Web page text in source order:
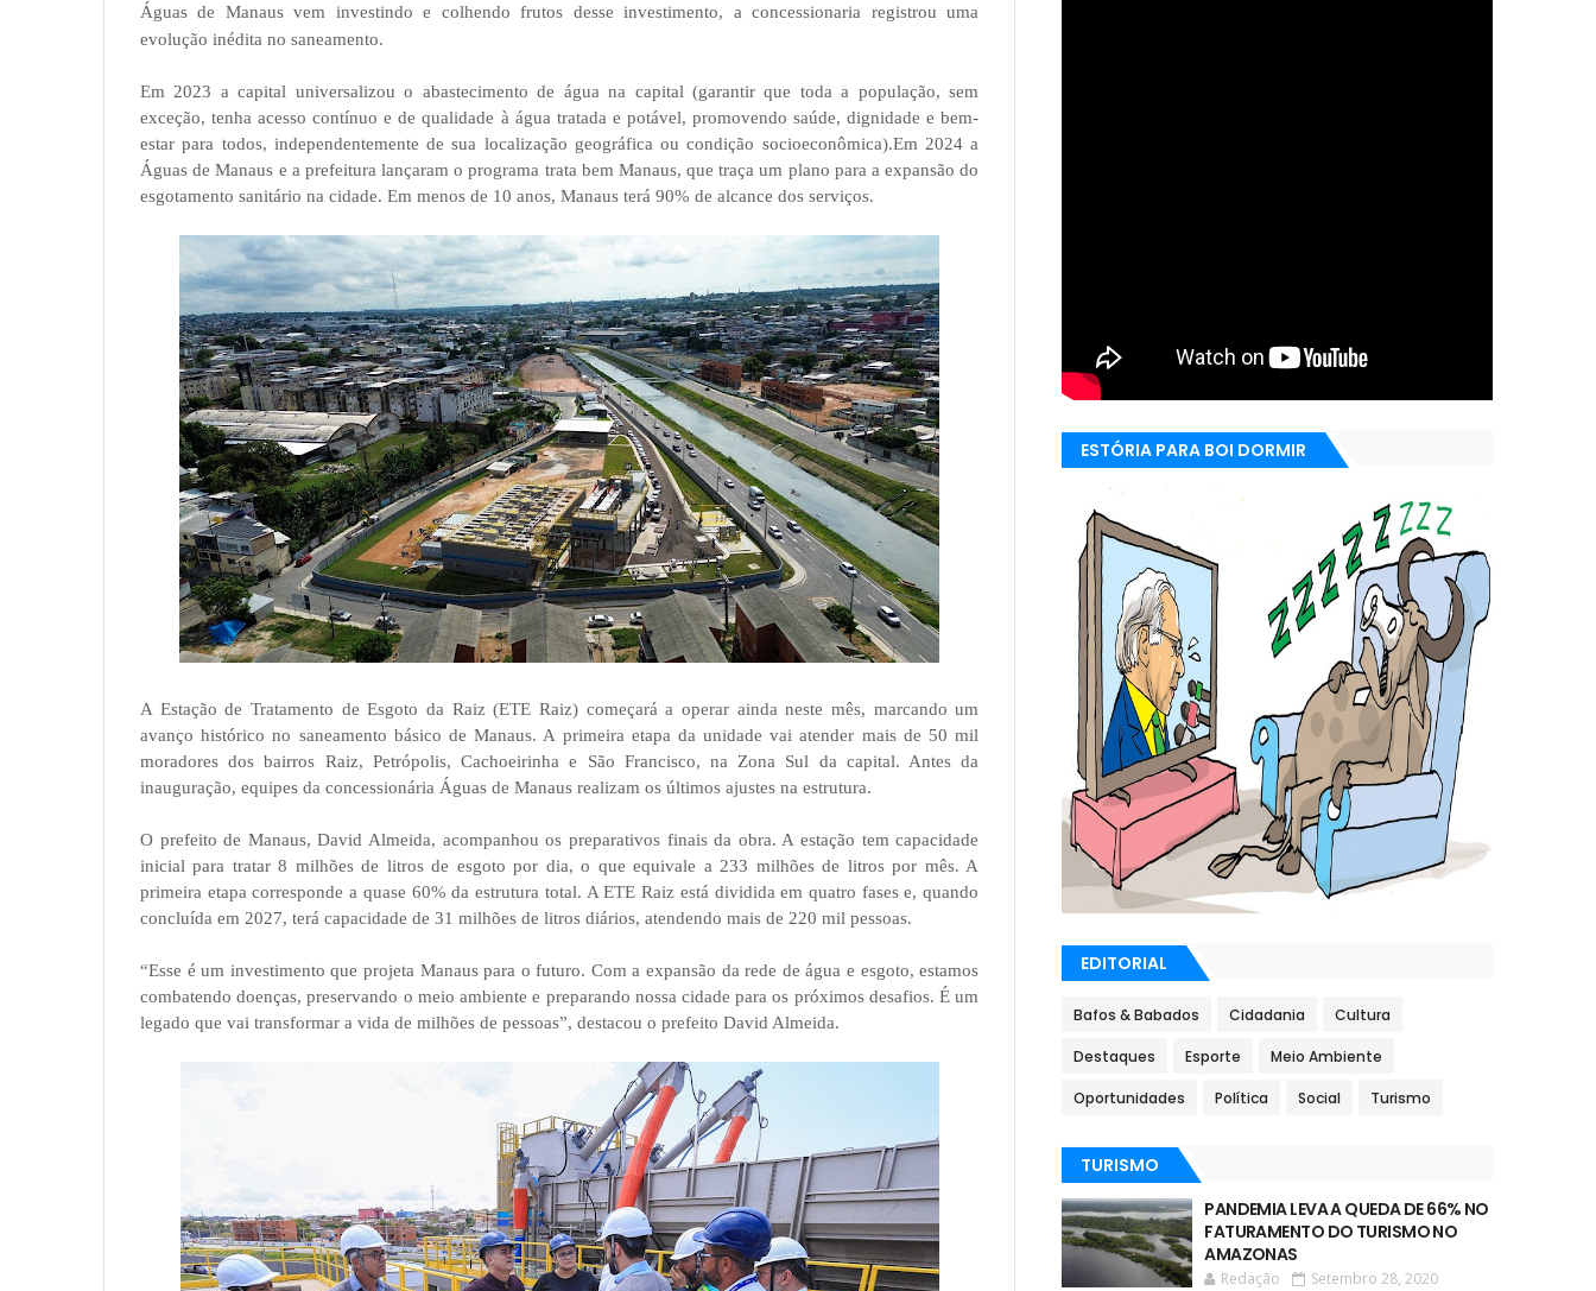
Águas de Manaus vem investindo e colhendo frutos desse investimento, a concessionaria registrou uma
evolução inédita no saneamento.
Em 2023 a capital universalizou o abastecimento de água na capital (garantir que toda a população, sem
exceção, tenha acesso contínuo e de qualidade à água tratada e potável, promovendo saúde, dignidade e bem-
estar para todos, independentemente de sua localização geográfica ou condição socioeconômica).Em 2024 a
Águas de Manaus e a prefeitura lançaram o programa trata bem Manaus, que traça um plano para a expansão do
esgotamento sanitário na cidade. Em menos de 10 anos, Manaus terá 90% de alcance dos serviços.
A Estação de Tratamento de Esgoto da Raiz (ETE Raiz) começará a operar ainda neste mês, marcando um
avanço histórico no saneamento básico de Manaus. A primeira etapa da unidade vai atender mais de 50 mil
moradores dos bairros Raiz, Petrópolis, Cachoeirinha e São Francisco, na Zona Sul da capital. Antes da
inauguração, equipes da concessionária Águas de Manaus realizam os últimos ajustes na estrutura.
O prefeito de Manaus, David Almeida, acompanhou os preparativos finais da obra. A estação tem capacidade
inicial para tratar 8 milhões de litros de esgoto por dia, o que equivale a 233 milhões de litros por mês. A
primeira etapa corresponde a quase 60% da estrutura total. A ETE Raiz está dividida em quatro fases e, quando
concluída em 2027, terá capacidade de 31 milhões de litros diários, atendendo mais de 220 mil pessoas.
“Esse é um investimento que projeta Manaus para o futuro. Com a expansão da rede de água e esgoto, estamos
combatendo doenças, preservando o meio ambiente e preparando nossa cidade para os próximos desafios. É um
legado que vai transformar a vida de milhões de pessoas”, destacou o prefeito David Almeida.
ESTÓRIA PARA BOI DORMIR
EDITORIAL
Bafos & Babados Cidadania Cultura
Destaques Esporte Meio Ambiente
Oportunidades Política Social Turismo
TURISMO
PANDEMIA LEVA A QUEDA DE 66% NO
FATURAMENTO DO TURISMO NO
AMAZONAS
Redação Setembro 28, 2020